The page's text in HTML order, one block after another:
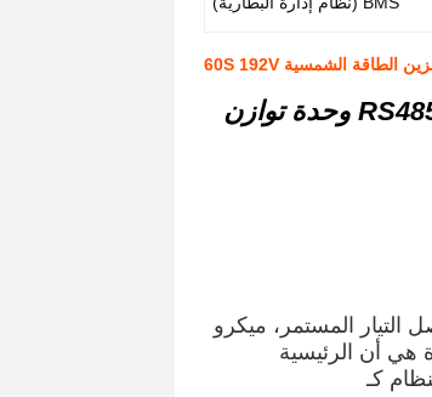
60S 192V نظام إدارة بطارية lifepo4 BMS 100a جهد الشحن RS485 وحدة توازن
هي أن الرئيسية
كـ